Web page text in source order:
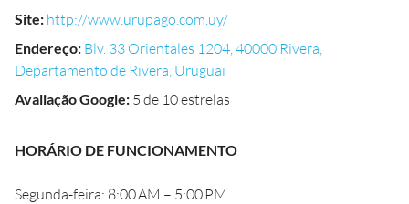
Site: http://www.urupago.com.uy/
Endereço: Blv. 33 Orientales 1204, 40000 Rivera,
Departamento de Rivera, Uruguai
Avaliação Google: 5 de 10 estrelas
HORÁRIO DE FUNCIONAMENTO
Segunda-feira: 8:00 AM – 5:00 PM